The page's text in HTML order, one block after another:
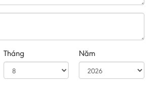
Tháng Năm